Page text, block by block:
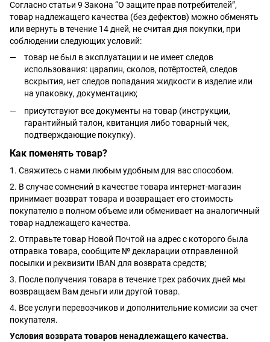
Согласно статьи 9 Закона “О защите прав потребителей”,
товар надлежащего качества (без дефектов) можно обменять
или вернуть в течение 14 дней, не считая дня покупки, при
соблюдении следующих условий:
товар не был в эксплуатации и не имеет следов
использования: царапин, сколов, потёртостей, следов
вскрытия, нет следов попадания жидкости в изделие или
на упаковку, документацию;
присутствуют все документы на товар (инструкции,
гарантийный талон, квитанция либо товарный чек,
подтверждающие покупку).
Как поменять товар?
1. Свяжитесь с нами любым удобным для вас способом.
2. В случае сомнений в качестве товара интернет-магазин
принимает возврат товара и возвращает его стоимость
покупателю в полном объеме или обменивает на аналогичный
товар надлежащего качества.
2. Отправьте товар Новой Почтой на адрес с которого была
отправка товара, сообщите № декларации отправленной
посылки и реквизити IBAN для возврата средств;
3. После получения товара в течение трех рабочих дней мы
возвращаем Вам деньги или другой товар.
4. Все услуги перевозчиков и дополнительние комисии за счет
покупателя.
Условия возврата товаров ненадлежащего качества.